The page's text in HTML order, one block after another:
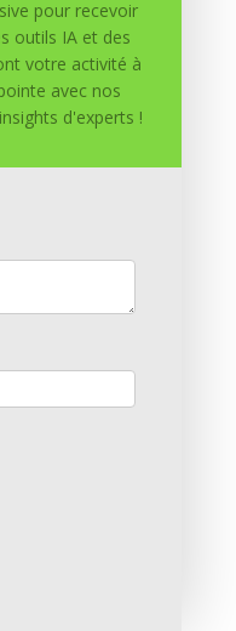
pour recevoir
outils IA et des
votre activité à
avec nos
d'experts !